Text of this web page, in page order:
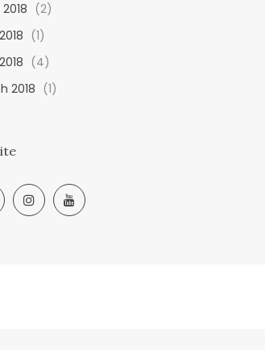
(2)
(1)
(4)
2018 (1)